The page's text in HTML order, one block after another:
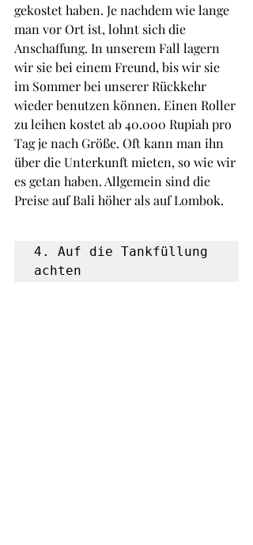
gekostet haben. Je nachdem wie lange
man vor Ort ist, lohnt sich die
Anschaffung. In unserem Fall lagern
wir sie bei einem Freund, bis wir sie
im Sommer bei unserer Rückkehr
wieder benutzen können. Einen Roller
zu leihen kostet ab 40.000 Rupiah pro
Tag je nach Größe. Oft kann man ihn
über die Unterkunft mieten, so wie wir
es getan haben. Allgemein sind die
Preise auf Bali höher als auf Lombok.
4. Auf die Tankfüllung
achten